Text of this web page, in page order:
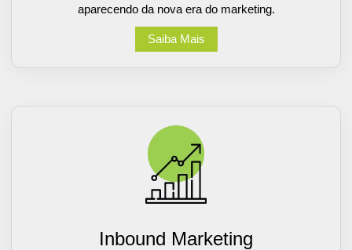
aparecendo da nova era do marketing.
Saiba Mais
Inbound Marketing